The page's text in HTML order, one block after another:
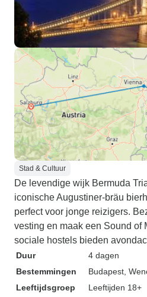
Stad & Cultuur
De levendige wijk Bermuda
iconische Augustiner-bräu
perfect voor jonge reizigers.
vesting en maak een Sound of
sociale hostels bieden
Duur
4 dagen
Bestemmingen
Budapest ,
Leeftijdsgroep
Leeftijden 18+